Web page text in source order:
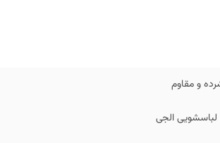
و مقاوم
لباسشویی الجی